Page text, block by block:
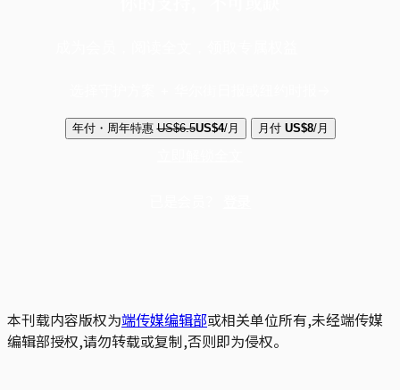
年付・周年特惠 US$6.5US$4/月 月付 US$8/月
本刊载内容版权为端传媒编辑部或相关单位所有,未经端传媒
编辑部授权,请勿转载或复制,否则即为侵权。